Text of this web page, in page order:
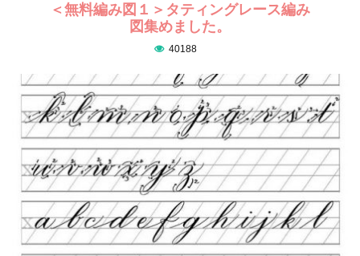
＜無料編み図１＞タティングレース編み
図集めました。
40188